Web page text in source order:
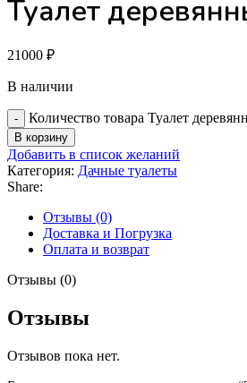
Туалет
21000 ₽
В наличии
Количество товара Туалет
В корзину
Добавить в список желаний
Категория: Дачные туалеты
Share:
Отзывы (0)
Доставка и Погрузка
Оплата и возврат
Отзывы (0)
Отзывы
Отзывов пока нет.